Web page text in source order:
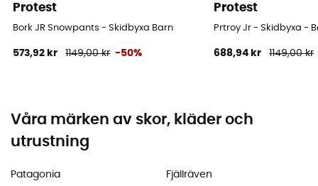
Protest
Bork JR Snowpants - Skidbyxa Barn
573,92 kr 1149,00 kr -50%
Protest
Prtroy Jr - Skidbyxa -
688,94 kr 1149,00 kr
Våra märken av skor, kläder och
utrustning
Patagonia
Fjällräven